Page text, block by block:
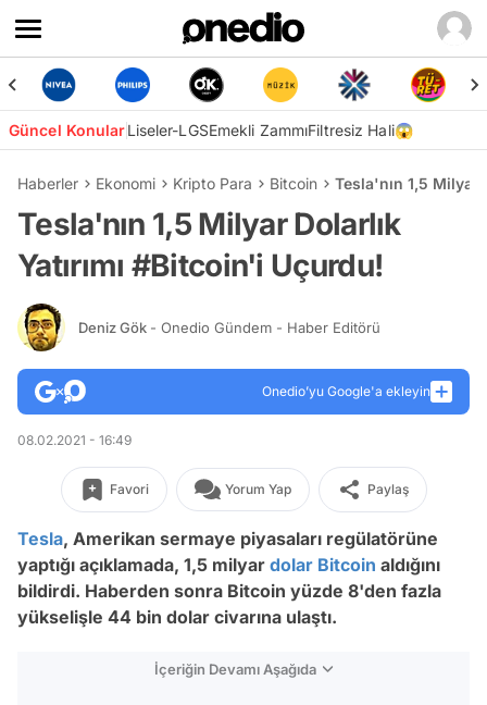
Güncel KonularLiseler-LGSEmekli ZammıFiltresiz Hali😱
Haberler Ekonomi Kripto Para Bitcoin Tesla'nın 1,5 Milyar
Tesla'nın 1,5 Milyar Dolarlık
Yatırımı #Bitcoin'i Uçurdu!
Deniz Gök - Onedio Gündem - Haber Editörü
Onedio’yu Google'a ekleyin
08.02.2021 - 16:49
Favori Yorum Yap Paylaş
Tesla, Amerikan sermaye piyasaları regülatörüne
yaptığı açıklamada, 1,5 milyar dolar Bitcoin aldığını
bildirdi. Haberden sonra Bitcoin yüzde 8'den fazla
yükselişle 44 bin dolar civarına ulaştı.
İçeriğin Devamı Aşağıda